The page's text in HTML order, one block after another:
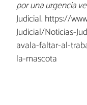
por una urgencia
Judicial. https://
Judicial/Noticias-
avala-faltar-al-
la-mascota